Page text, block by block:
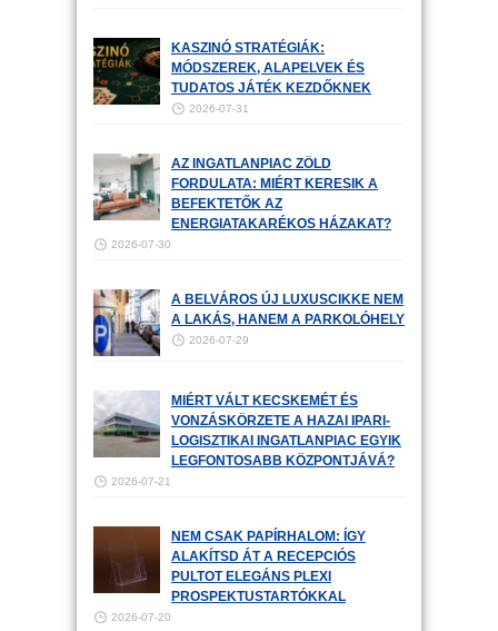
KASZINÓ STRATÉGIÁK:
MÓDSZEREK, ALAPELVEK ÉS
TUDATOS JÁTÉK KEZDŐKNEK
2026-07-31
AZ INGATLANPIAC ZÖLD
FORDULATA: MIÉRT KERESIK A
BEFEKTETŐK AZ
ENERGIATAKARÉKOS HÁZAKAT?
2026-07-30
A BELVÁROS ÚJ LUXUSCIKKE NEM
A LAKÁS, HANEM A PARKOLÓHELY
2026-07-29
MIÉRT VÁLT KECSKEMÉT ÉS
VONZÁSKÖRZETE A HAZAI IPARI-
LOGISZTIKAI INGATLANPIAC EGYIK
LEGFONTOSABB KÖZPONTJÁVÁ?
2026-07-21
NEM CSAK PAPÍRHALOM: ÍGY
ALAKÍTSD ÁT A RECEPCIÓS
PULTOT ELEGÁNS PLEXI
PROSPEKTUSTARTÓKKAL
2026-07-20